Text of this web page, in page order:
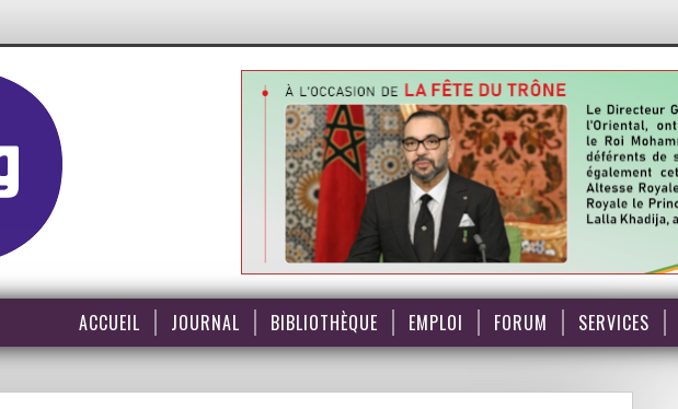
ACCUEIL JOURNAL BIBLIOTHÈQUE EMPLOI FORUM SERVICES